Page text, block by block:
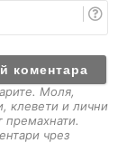
a
Моля,
клевети и лични
чрез